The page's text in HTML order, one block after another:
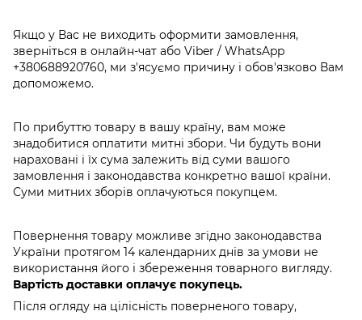
Якщо у Вас не виходить оформити замовлення,
зверніться в онлайн-чат або Viber / WhatsApp
+380688920760, ми з'ясуємо причину і обов'язково Вам
допоможемо.
По прибуттю товару в вашу країну, вам може
знадобитися оплатити митні збори. Чи будуть вони
нараховані і їх сума залежить від суми вашого
замовлення і законодавства конкретно вашої країни.
Суми митних зборів оплачуються покупцем.
Повернення товару можливе згідно законодавства
України протягом 14 календарних днів за умови не
використання його і збереження товарного вигляду.
Вартість доставки оплачує покупець.
Після огляду на цілісність поверненого товару,